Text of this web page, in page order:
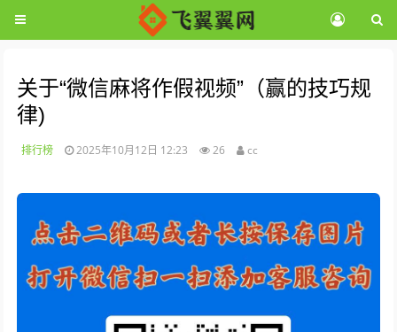
关于“微信麻将作假视频”（赢的技巧规
律)
排行榜 2025年10月12日 12:23 26 cc